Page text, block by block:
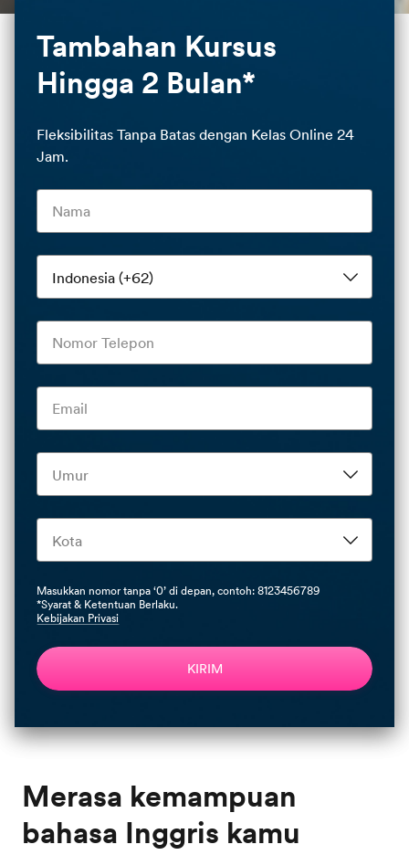
Tambahan Kursus
Hingga 2 Bulan*
Fleksibilitas Tanpa Batas dengan Kelas Online 24
Jam.
Masukkan nomor tanpa ‘0’ di depan, contoh: 8123456789
*Syarat & Ketentuan Berlaku.
Kebijakan Privasi
KIRIM
Merasa kemampuan
bahasa Inggris kamu